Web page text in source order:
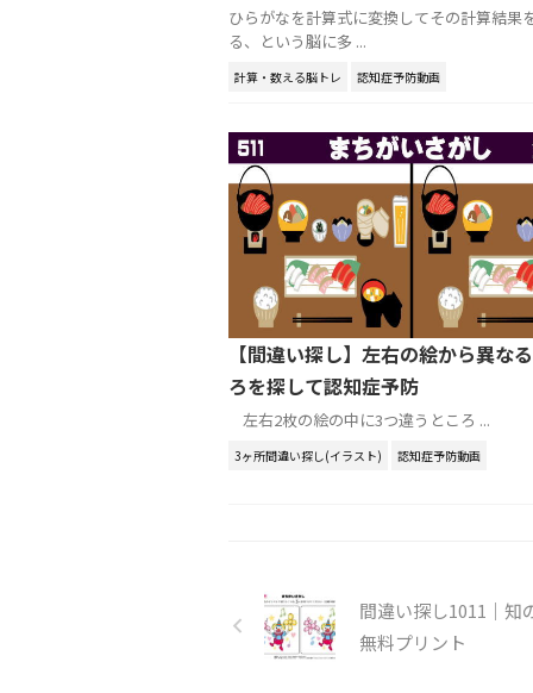
ひらがなを計算式に変換してその計算結果
る、という脳に多 ...
計算・数える脳トレ 認知症予防動画
【間違い探し】左右の絵から異な
ろを探して認知症予防
左右2枚の絵の中に3つ違うところ ...
3ヶ所間違い探し(イラスト) 認知症予防動画
間違い探し1011｜知
無料プリント